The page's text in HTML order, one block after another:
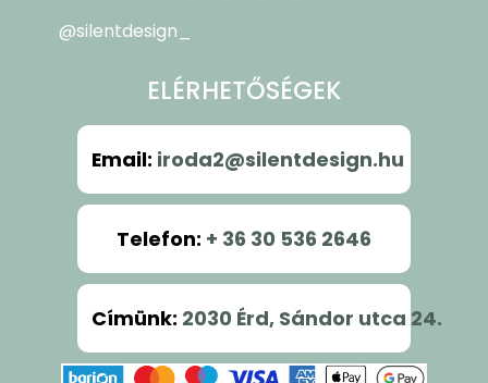
@silentdesign_
ELÉRHETŐSÉGEK
Email: iroda2@silentdesign.hu
Telefon: + 36 30 536 2646
Címünk: 2030 Érd, Sándor utca 24.